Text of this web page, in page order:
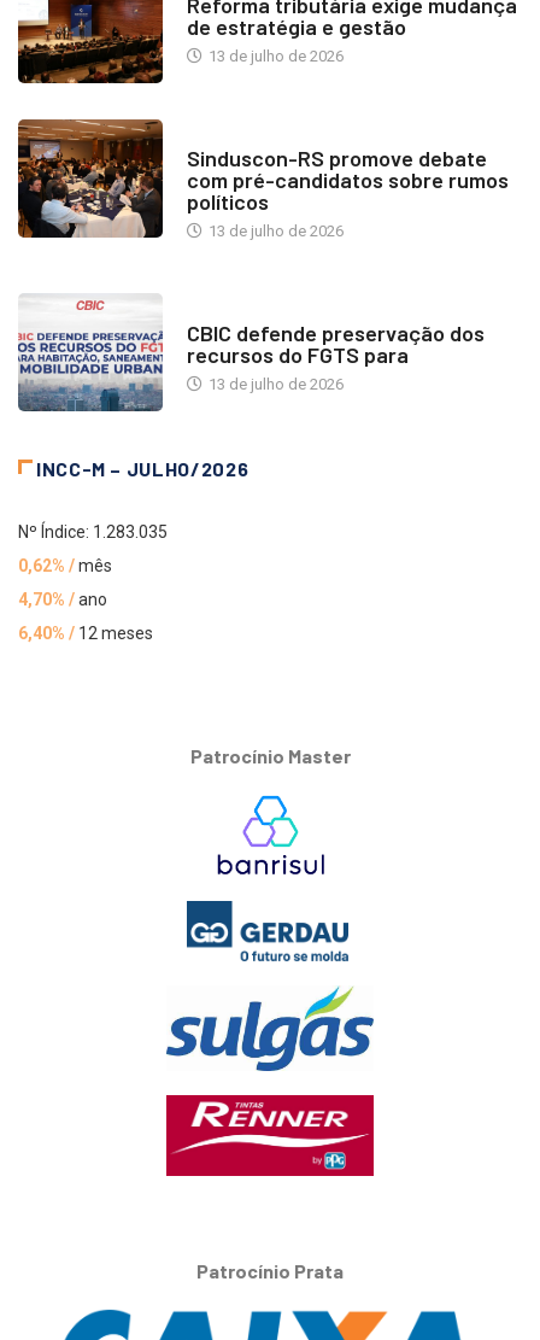
de estratégia e gestão
13 de julho de 2026
Sinduscon-RS promove debate
com pré-candidatos sobre rumos
políticos
13 de julho de 2026
CBIC defende preservação dos
recursos do FGTS para
13 de julho de 2026
INCC-M – JULHO/2026
Nº Índice: 1.283.035
0,62% /mês
4,70% /ano
6,40% / 12 meses
Patrocínio Master
Patrocínio Prata